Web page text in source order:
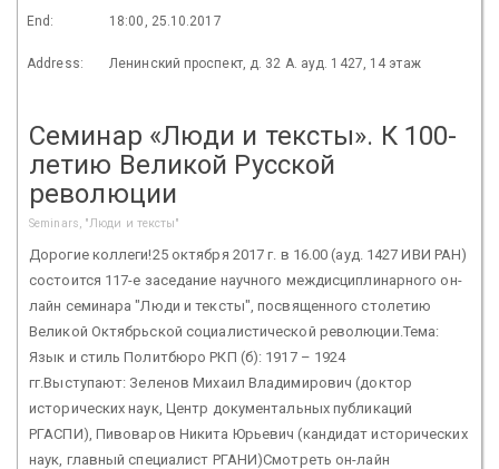
End: 18:00, 25.10.2017
Address: Ленинский проспект, д. 32 А. ауд. 1427, 14 этаж
Семинар «Люди и тексты». К 100-
летию Великой Русской
революции
Seminars, "Люди и тексты"
Дорогие коллеги!25 октября 2017 г. в 16.00 (ауд. 1427 ИВИ РАН)
состоится 117-е заседание научного междисциплинарного он-
лайн семинара "Люди и тексты", посвященного столетию
Великой Октябрьской социалистической революции.Тема:
Язык и стиль Политбюро РКП (б): 1917 – 1924
гг.Выступают: Зеленов Михаил Владимирович (доктор
исторических наук, Центр документальных публикаций
РГАСПИ), Пивоваров Никита Юрьевич (кандидат исторических
наук, главный специалист РГАНИ)Смотреть он-лайн